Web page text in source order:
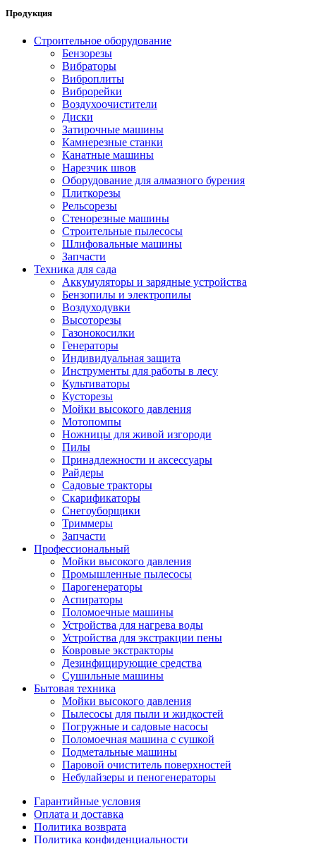
Продукция
Строительное оборудование
Бензорезы
Вибраторы
Виброплиты
Виброрейки
Воздухоочистители
Диски
Затирочные машины
Камнерезные станки
Канатные машины
Нарезчик швов
Оборудование для алмазного бурения
Плиткорезы
Рельсорезы
Стенорезные машины
Строительные пылесосы
Шлифовальные машины
Запчасти
Техника для сада
Аккумуляторы и зарядные устройства
Бензопилы и электропилы
Воздуходувки
Высоторезы
Газонокосилки
Генераторы
Индивидуальная защита
Инструменты для работы в лесу
Культиваторы
Кусторезы
Мойки высокого давления
Мотопомпы
Ножницы для живой изгороди
Пилы
Принадлежности и аксессуары
Райдеры
Садовые тракторы
Скарификаторы
Снегоуборщики
Триммеры
Запчасти
Профессиональный
Мойки высокого давления
Промышленные пылесосы
Парогенераторы
Аспираторы
Поломоечные машины
Устройства для нагрева воды
Устройства для экстракции пены
Ковровые экстракторы
Дезинфицирующие средства
Сушильные машины
Бытовая техника
Мойки высокого давления
Пылесосы для пыли и жидкостей
Погружные и садовые насосы
Поломоечная машина с сушкой
Подметальные машины
Паровой очиститель поверхностей
Небулайзеры и пеногенераторы
Гарантийные условия
Оплата и доставка
Политика возврата
Политика конфиденциальности